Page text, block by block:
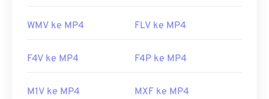
WMV ke MP4 FLV ke MP4
F4V ke MP4 F4P ke MP4
M1V ke MP4 MXF ke MP4